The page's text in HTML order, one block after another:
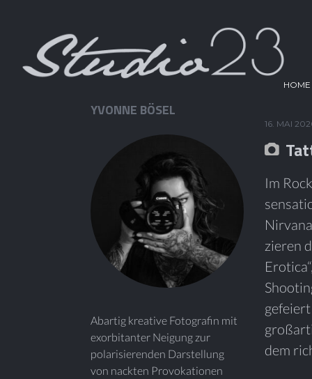
HOME
16. MAI
Im
zieren
dem
YVONNE BÖSEL
Abartig kreative Fotografin mit
exorbitanter Neigung zur
polarisierenden Darstellung
von nackten Provokationen